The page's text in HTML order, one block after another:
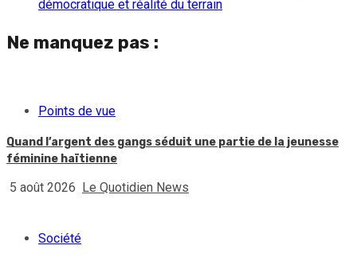
démocratique et réalité du terrain
Ne manquez pas :
Points de vue
Quand l’argent des gangs séduit une partie de la jeunesse
féminine haïtienne
5 août 2026 Le Quotidien News
Société